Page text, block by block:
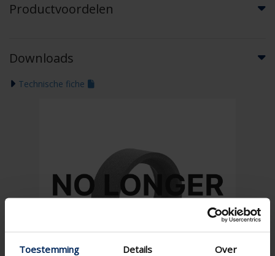
Toestemming Details Over
Productvoordelen
Downloads
Technische fiche